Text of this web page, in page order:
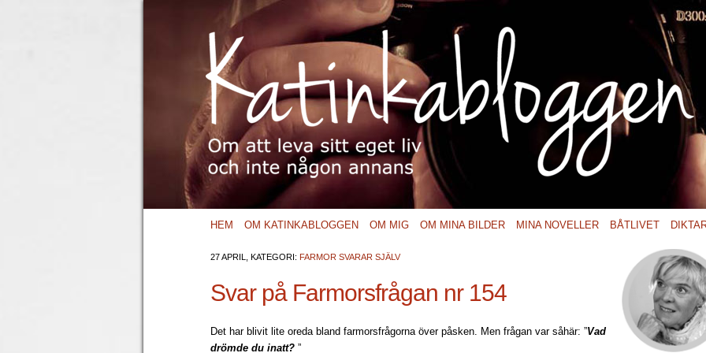
HEM OM KATINKABLOGGEN OM MIG OM MINA BILDER MINA NOVELLER BÅTLIVET
27 APRIL, KATEGORI: FARMOR SVARAR SJÄLV
Svar på Farmorsfrågan nr 154
Det har blivit lite oreda bland farmorsfrågorna över påsken. Men frågan var såhär: ”Vad
drömde du inatt?”